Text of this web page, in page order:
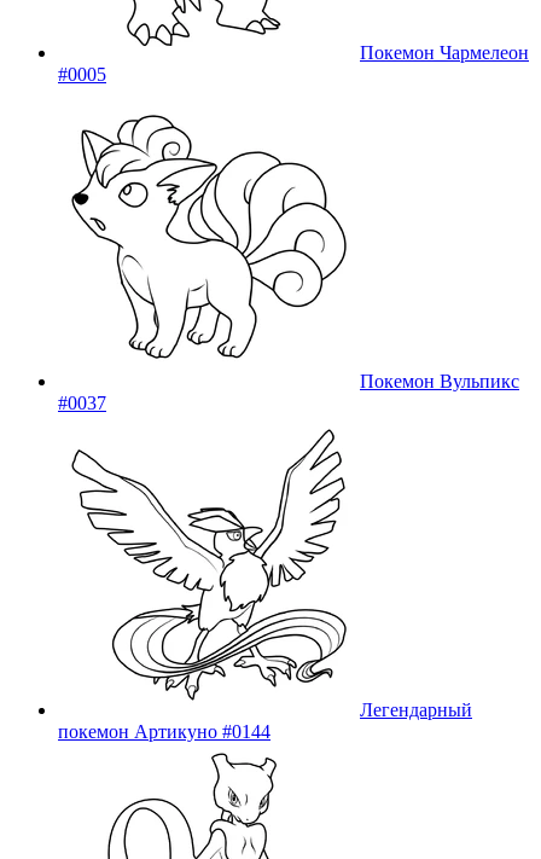
Покемон Чармелеон
#0005
Покемон Вульпикс
#0037
Легендарный
покемон Артикуно #0144